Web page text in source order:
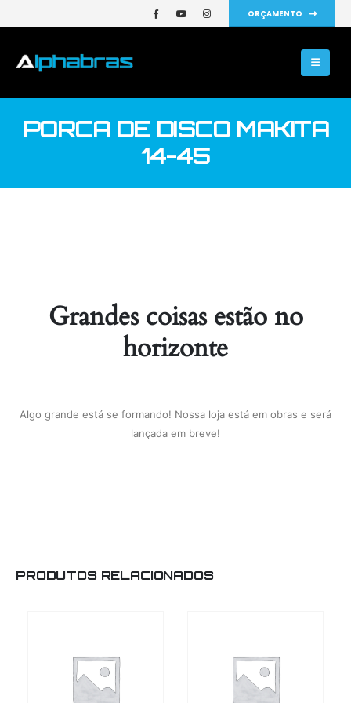
ORÇAMENTO
PORCA DE DISCO MAKITA
14-45
Grandes coisas estão no
horizonte
Algo grande está se formando! Nossa loja está em obras e será
lançada em breve!
PRODUTOS RELACIONADOS